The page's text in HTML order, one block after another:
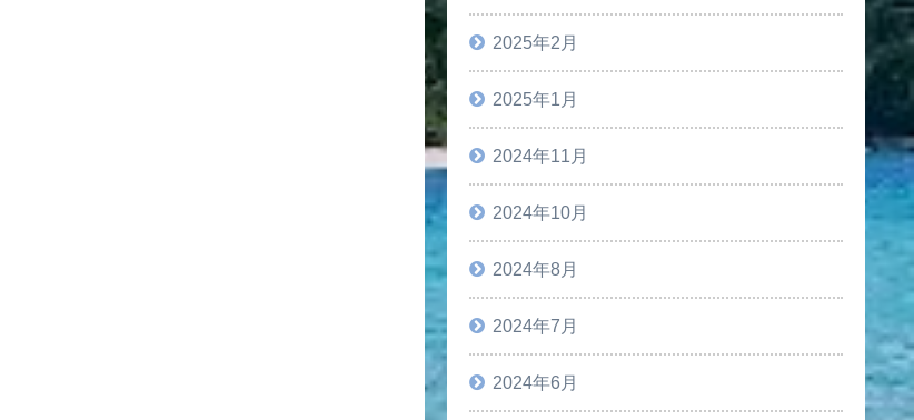
2025年2月
2025年1月
2024年11月
2024年10月
2024年8月
2024年7月
2024年6月